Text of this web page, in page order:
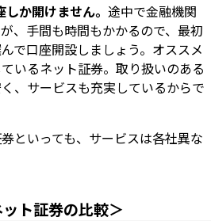
か開けません。 途中で金融機関
、手間も時間もかかるので、最初
で口座開設しましょう。オススメ
いるネット証券。取り扱いのある
、サービスも充実しているからで
といっても、サービスは各社異な
ト証券の比較＞